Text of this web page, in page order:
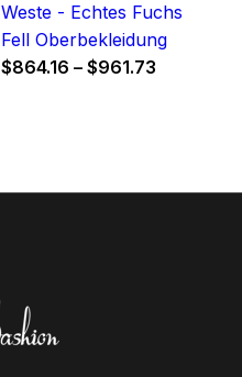
Weste - Echtes Fuchs
Fell Oberbekleidung
$864.16 – $961.73